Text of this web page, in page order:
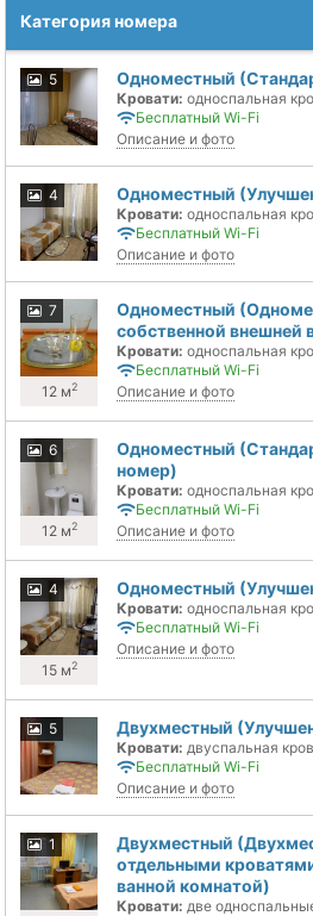
Категория номера
5 Одноместный
Кровати: односпальная
Бесплатный Wi-Fi
Описание и фото
4 Одноместный
Кровати: односпальная
Бесплатный Wi-Fi
Описание и фото
7
12 м2
Одноместный
собственной внешней
Кровати: односпальная
Бесплатный Wi-Fi
Описание и фото
6
12 м2
Одноместный
номер)
Кровати: односпальная
Бесплатный Wi-Fi
Описание и фото
4
15 м2
Одноместный
Кровати: односпальная
Бесплатный Wi-Fi
Описание и фото
5 Двухместный
Кровати: двуспальная
Бесплатный Wi-Fi
Описание и фото
1
Двухместный
отдельными
ванной комнатой)
Кровати: две